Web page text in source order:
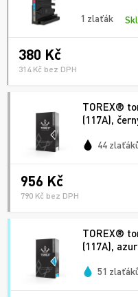
1 zlaťák
380 Kč
314 Kč bez DPH
TOREX®
(117A),
44
956 Kč
790 Kč bez DPH
TOREX®
(117A),
51